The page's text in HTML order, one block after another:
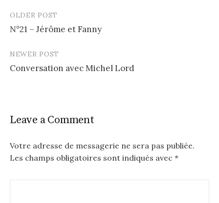
o
n
v
i
g
OLDER POST
N°21 – Jérôme et Fanny
NEWER POST
Conversation avec Michel Lord
Leave a Comment
Votre adresse de messagerie ne sera pas publiée.
Les champs obligatoires sont indiqués avec *